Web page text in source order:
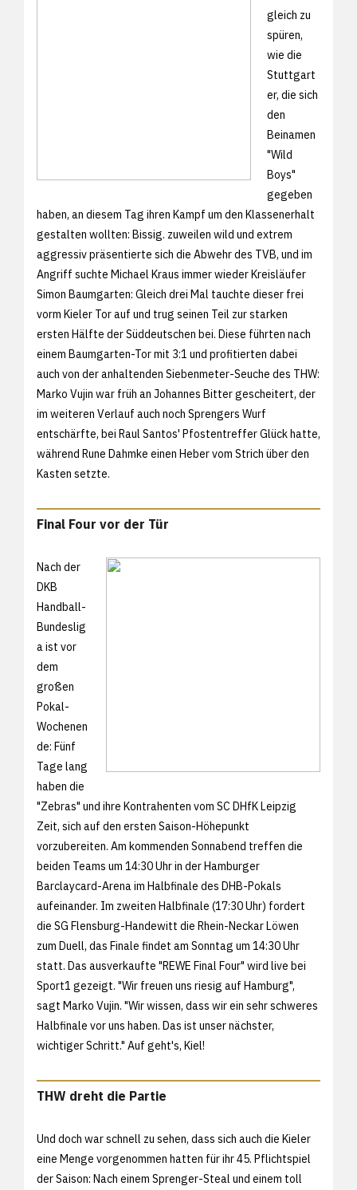
gleich zu
spüren,
wie die
Stuttgart
er, die sich
den
Beinamen
"Wild
Boys"
gegeben
haben, an diesem Tag ihren Kampf um den Klassenerhalt
gestalten wollten: Bissig. zuweilen wild und extrem
aggressiv präsentierte sich die Abwehr des TVB, und im
Angriff suchte Michael Kraus immer wieder Kreisläufer
Simon Baumgarten: Gleich drei Mal tauchte dieser frei
vorm Kieler Tor auf und trug seinen Teil zur starken
ersten Hälfte der Süddeutschen bei. Diese führten nach
einem Baumgarten-Tor mit 3:1 und profitierten dabei
auch von der anhaltenden Siebenmeter-Seuche des THW:
Marko Vujin war früh an Johannes Bitter gescheitert, der
im weiteren Verlauf auch noch Sprengers Wurf
entschärfte, bei Raul Santos' Pfostentreffer Glück hatte,
während Rune Dahmke einen Heber vom Strich über den
Kasten setzte.
Final Four vor der Tür
Nach der
DKB
Handball-
Bundeslig
a ist vor
dem
großen
Pokal-
Wochenen
de: Fünf
Tage lang
haben die
"Zebras" und ihre Kontrahenten vom SC DHfK Leipzig
Zeit, sich auf den ersten Saison-Höhepunkt
vorzubereiten. Am kommenden Sonnabend treffen die
beiden Teams um 14:30 Uhr in der Hamburger
Barclaycard-Arena im Halbfinale des DHB-Pokals
aufeinander. Im zweiten Halbfinale (17:30 Uhr) fordert
die SG Flensburg-Handewitt die Rhein-Neckar Löwen
zum Duell, das Finale findet am Sonntag um 14:30 Uhr
statt. Das ausverkaufte "REWE Final Four" wird live bei
Sport1 gezeigt. "Wir freuen uns riesig auf Hamburg",
sagt Marko Vujin. "Wir wissen, dass wir ein sehr schweres
Halbfinale vor uns haben. Das ist unser nächster,
wichtiger Schritt." Auf geht's, Kiel!
THW dreht die Partie
Und doch war schnell zu sehen, dass sich auch die Kieler
eine Menge vorgenommen hatten für ihr 45. Pflichtspiel
der Saison: Nach einem Sprenger-Steal und einem toll